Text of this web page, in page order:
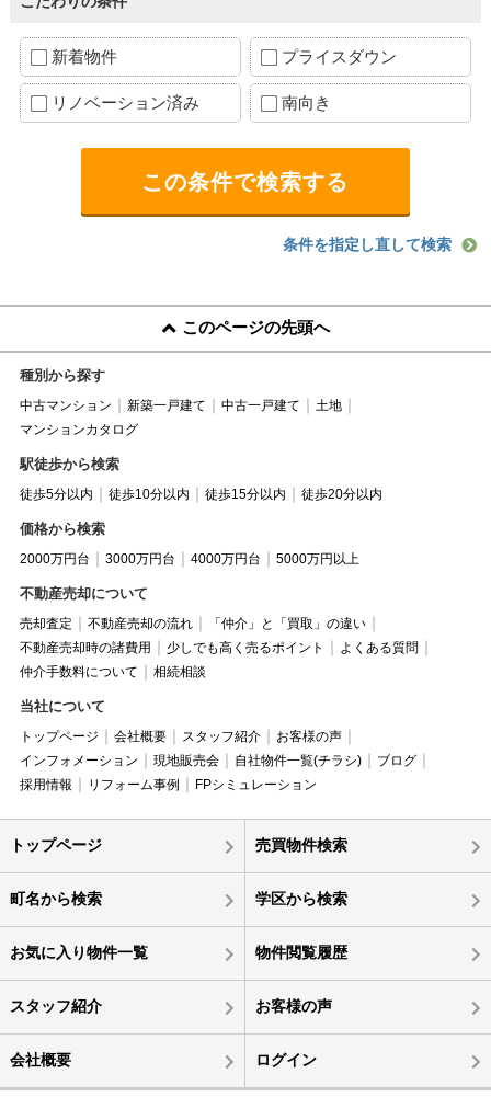
新着物件 プライスダウン
リノベーション済み 南向き
条件を指定し直して検索
このページの先頭へ
種別から探す
中古マンション 新築一戸建て 中古一戸建て
土地
マンションカタログ
駅徒歩から検索
徒歩5分以内 徒歩10分以内 徒歩15分以内 徒歩20分以内
価格から検索
2000万円台 3000万円台 4000万円台 5000万円以上
不動産売却について
売却査定 不動産売却の流れ
「仲介」と「買取」の違い
不動産売却時の諸費用
少しでも高く売るポイント
よくある質問
仲介手数料について
相続相談
当社について
トップページ 会社概要 スタッフ紹介
お客様の声
インフォメーション
現地販売会 自社物件一覧(チラシ)
ブログ
採用情報
リフォーム事例 FPシミュレーション
トップページ 売買物件検索
町名から検索 学区から検索
お気に入り物件一覧 物件閲覧履歴
スタッフ紹介 お客様の声
会社概要 ログイン